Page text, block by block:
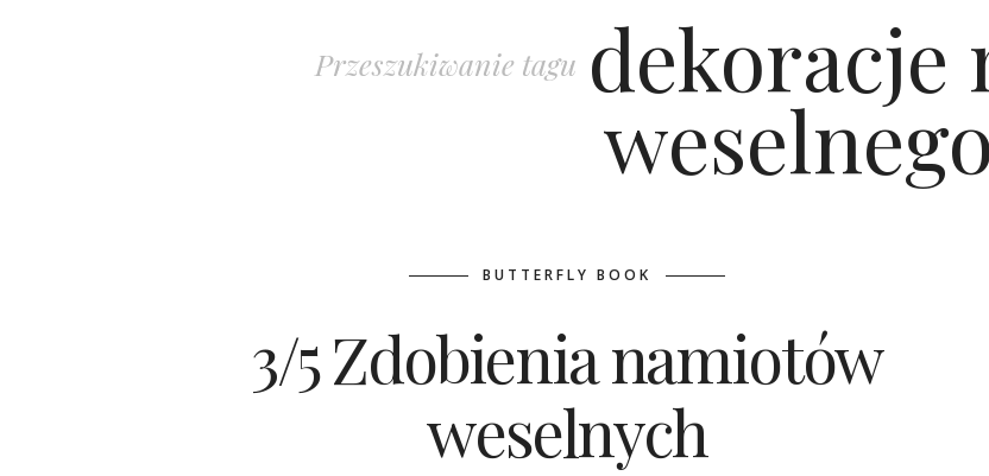
Przeszukiwanie tagu dekoracje
weselnego
BUTTERFLY BOOK
3/5 Zdobienia namiotów
weselnych